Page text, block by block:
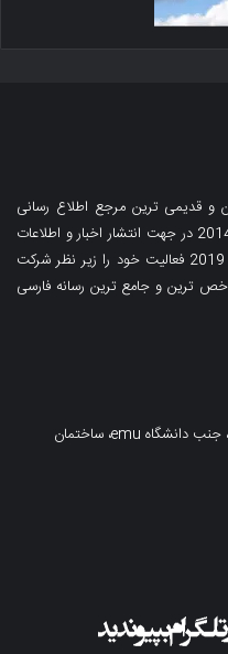
و قدیمی ترین مرجع اطلاع رسانی
فارسی زبان در قبرس فعالیت خود را از سال 2014 در جهت انتشار اخبار و اطلاعات
در حوزه های مختلف آغاز کرده و از آغاز سال 2019 فعالیت خود را زیر نظر شرکت
ترین و جامع ترین رسانه فارسی
قبرس شمالی، فاماگوستا، خیابان سالامیس، جنب دانشگاه emu، ساختمان